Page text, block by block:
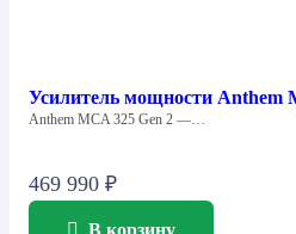
Усилитель мощности Anthem
Anthem MCA 325 Gen 2 —…
469 990 ₽
В корзину